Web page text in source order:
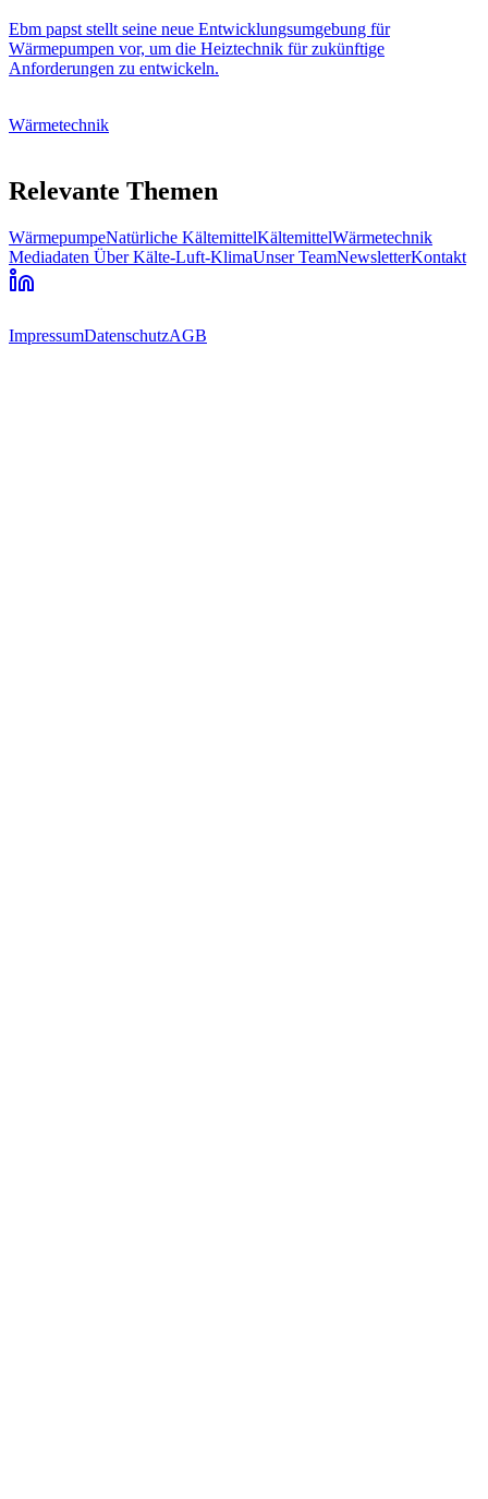
Ebm papst stellt seine neue Entwicklungsumgebung für
Wärmepumpen vor, um die Heiztechnik für zukünftige
Anforderungen zu entwickeln.
Wärmetechnik
Relevante Themen
WärmepumpeNatürliche KältemittelKältemittelWärmetechnik
Mediadaten Über Kälte-Luft-KlimaUnser TeamNewsletterKontakt
ImpressumDatenschutzAGB